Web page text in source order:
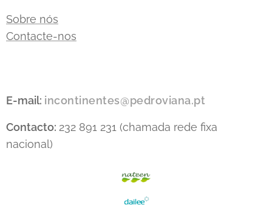
Sobre nós
Contacte-nos
E-mail: incontinentes@pedroviana.pt
Contacto: 232 891 231 (chamada rede fixa
nacional)